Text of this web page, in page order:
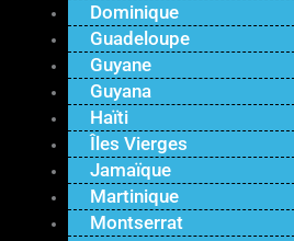
Dominique
Guadeloupe
Guyane
Guyana
Haïti
Îles Vierges
Jamaïque
Martinique
Montserrat